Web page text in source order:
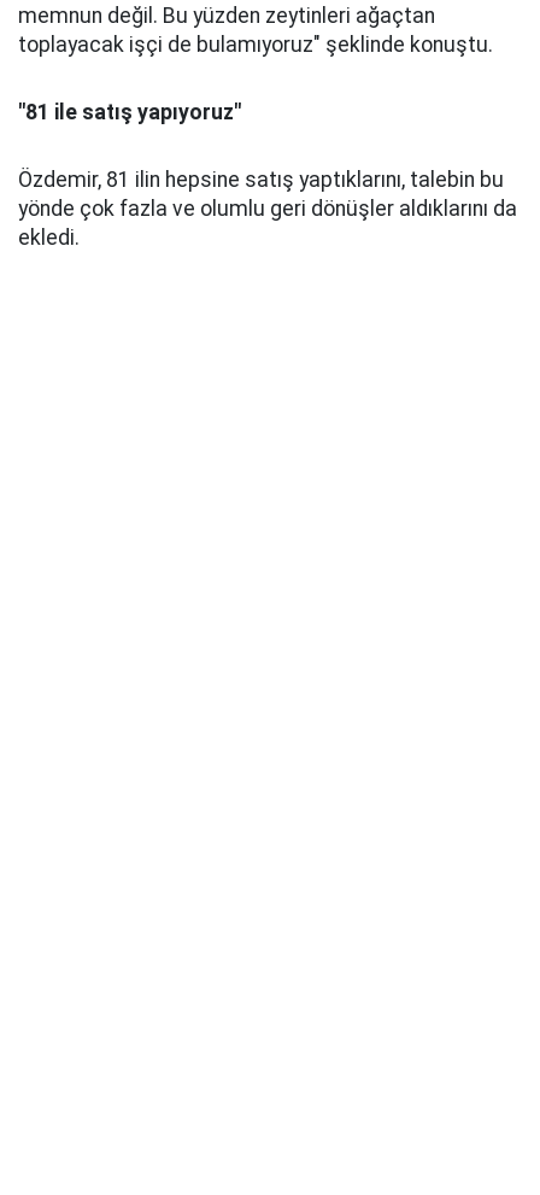
memnun değil. Bu yüzden zeytinleri ağaçtan
toplayacak işçi de bulamıyoruz" şeklinde konuştu.
"81 ile satış yapıyoruz"
Özdemir, 81 ilin hepsine satış yaptıklarını, talebin bu
yönde çok fazla ve olumlu geri dönüşler aldıklarını da
ekledi.